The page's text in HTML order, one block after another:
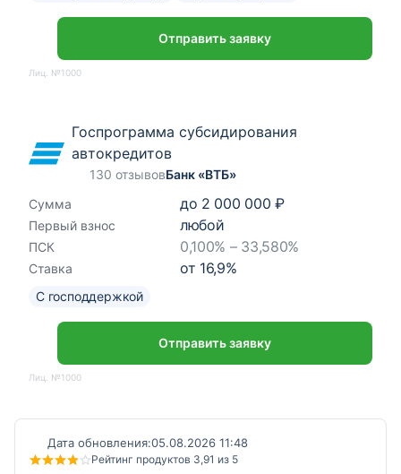
Отправить заявку
Лиц. №1000
Госпрограмма субсидирования
автокредитов
130 отзывовБанк «ВТБ»
Сумма
до 2 000 000 ₽
Первый взнос любой
ПСК 0,100% – 33,580%
Ставка от 16,9%
С господдержкой
Отправить заявку
Лиц. №1000
Дата обновления:05.08.2026 11:48
Рейтинг продуктов 3,91 из 5